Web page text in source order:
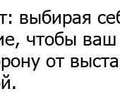
выбирая
чтобы
от